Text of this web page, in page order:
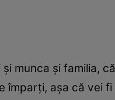
munca şi familia,
împarţi, aşa că vei